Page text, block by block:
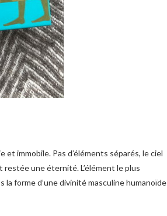
immobile. Pas d’éléments séparés, le ciel
une éternité. L’élément le plus
forme d’une divinité masculine humanoïde